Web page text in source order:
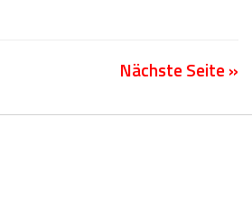
Nächste Seite »